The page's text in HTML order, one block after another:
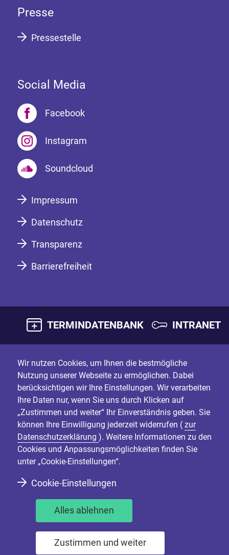
Presse
Pressestelle
Social Media
Facebook
Instagram
Soundcloud
Impressum
Datenschutz
Transparenz
Barrierefreiheit
TERMINDATENBANK INTRANET
Wir nutzen Cookies, um Ihnen die bestmögliche
Nutzung unserer Webseite zu ermöglichen. Dabei
berücksichtigen wir Ihre Einstellungen. Wir verarbeiten
Ihre Daten nur, wenn Sie uns durch Klicken auf
„Zustimmen und weiter“ Ihr Einverständnis geben. Sie
können Ihre Einwilligung jederzeit widerrufen ( zur
Datenschutzerklärung ). Weitere Informationen zu den
Cookies und Anpassungsmöglichkeiten finden Sie
unter „Cookie-Einstellungen“.
Cookie-Einstellungen
Alles ablehnen
Zustimmen und weiter